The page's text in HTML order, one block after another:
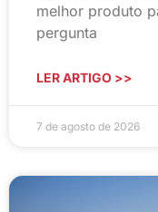
melhor produto
pergunta
LER ARTIGO >>
7 de agosto de 2026